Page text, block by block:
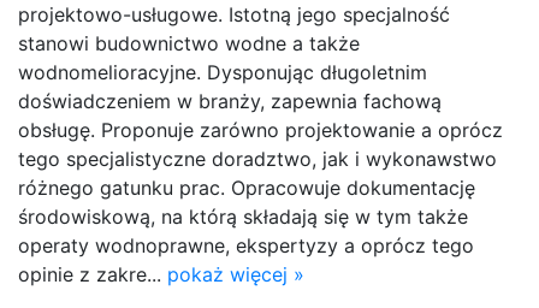
projektowo-usługowe. Istotną jego specjalność
stanowi budownictwo wodne a także
wodnomelioracyjne. Dysponując długoletnim
doświadczeniem w branży, zapewnia fachową
obsługę. Proponuje zarówno projektowanie a oprócz
tego specjalistyczne doradztwo, jak i wykonawstwo
różnego gatunku prac. Opracowuje dokumentację
środowiskową, na którą składają się w tym także
operaty wodnoprawne, ekspertyzy a oprócz tego
opinie z zakre... pokaż więcej »